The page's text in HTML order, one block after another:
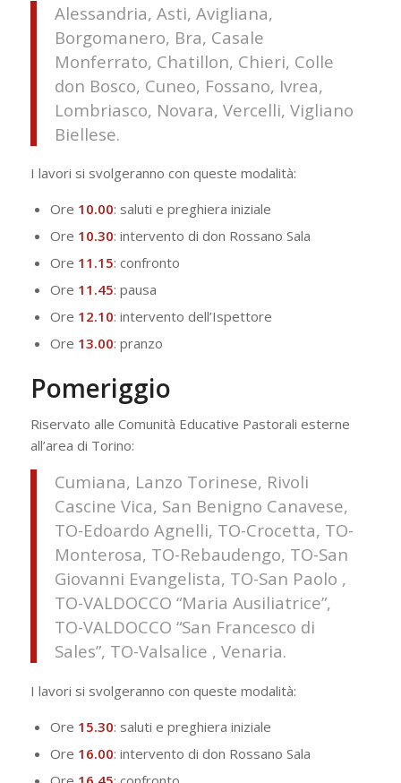
Alessandria, Asti, Avigliana,
Borgomanero, Bra, Casale
Monferrato, Chatillon, Chieri, Colle
don Bosco, Cuneo, Fossano, Ivrea,
Lombriasco, Novara, Vercelli, Vigliano
Biellese.
I lavori si svolgeranno con queste modalità:
Ore 10.00: saluti e preghiera iniziale
Ore 10.30: intervento di don Rossano Sala
Ore 11.15: confronto
Ore 11.45: pausa
Ore 12.10: intervento dell’Ispettore
Ore 13.00: pranzo
Pomeriggio
Riservato alle Comunità Educative Pastorali esterne
all’area di Torino:
Cumiana, Lanzo Torinese, Rivoli
Cascine Vica, San Benigno Canavese,
TO-Edoardo Agnelli, TO-Crocetta, TO-
Monterosa, TO-Rebaudengo, TO-San
Giovanni Evangelista, TO-San Paolo ,
TO-VALDOCCO “Maria Ausiliatrice”,
TO-VALDOCCO “San Francesco di
Sales”, TO-Valsalice , Venaria.
I lavori si svolgeranno con queste modalità:
Ore 15.30: saluti e preghiera iniziale
Ore 16.00: intervento di don Rossano Sala